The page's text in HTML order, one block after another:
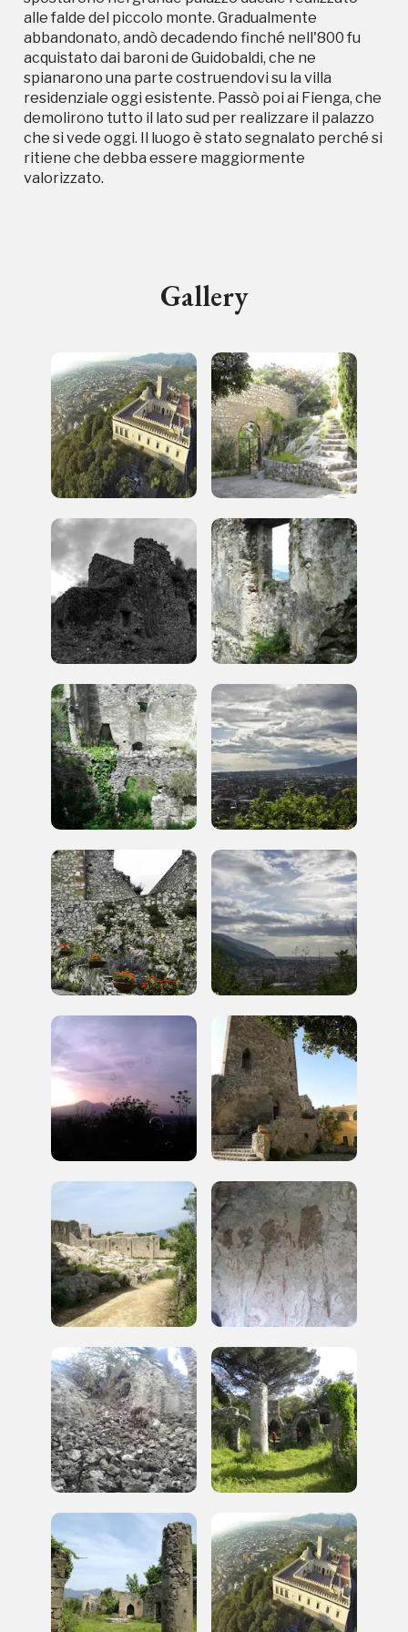
alle falde del piccolo monte. Gradualmente
abbandonato, andò decadendo finché nell'800 fu
acquistato dai baroni de Guidobaldi, che ne
spianarono una parte costruendovi su la villa
residenziale oggi esistente. Passò poi ai Fienga, che
demolirono tutto il lato sud per realizzare il palazzo
che si vede oggi. Il luogo è stato segnalato perché si
ritiene che debba essere maggiormente
valorizzato.
Gallery
luogo
I Luoghi del Cuore
Storico campagne in questo
luogo
Giornate FAI di Primavera
2016
I Luoghi del Cuore
2006, 2014, 2016, 2018, 2020, 2022
Registrati alla newsletter
Accedi alle informazioni per te più interessanti,
a quelle inerenti i luoghi più vicini e gli eventi
organizzati
REGISTRATI
Regalati 365 giorni di arte e cultura nell'Italia
più bella, risparmiando.
ISCRIVITI AL FAI
Scopri tutte le opportunità riservate agli iscritti
Ingresso gratuito
Gratis
Museo
Sansevero
Napoli
Palazzo Strozzi
Firenze
Gallerie
Milano